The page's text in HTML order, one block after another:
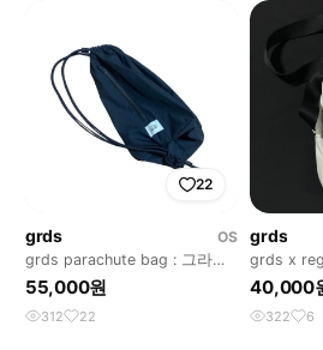
22
grds
OS
grds parachute bag : 그라더
스 파라슈트 백
55,000원
312 22
grds
grds x
스, 레귤러
40,000
322 6